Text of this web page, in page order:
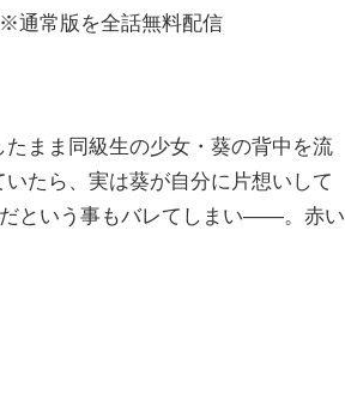
通常版を全話無料配信
まま同級生の少女・葵の背中を流
たら、実は葵が自分に片想いして
という事もバレてしまい――。赤い